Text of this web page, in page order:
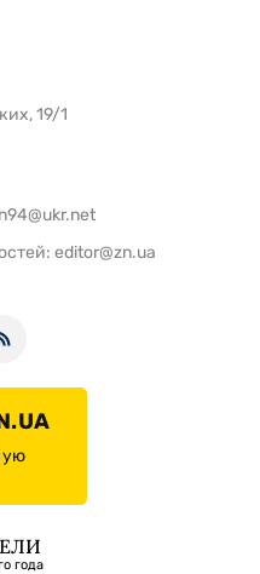
19/1
editor@zn.ua
года